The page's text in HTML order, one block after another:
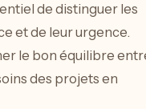
de distinguer les
et de leur urgence.
le bon équilibre
des projets en